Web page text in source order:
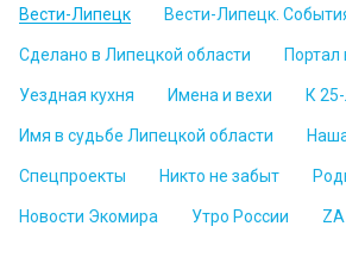
Вести-Липецк Вести-Липецк.
Сделано в Липецкой области
Уездная кухня Имена и вехи К
Имя в судьбе Липецкой области
Спецпроекты Никто не забыт
Новости Экомира Утро России